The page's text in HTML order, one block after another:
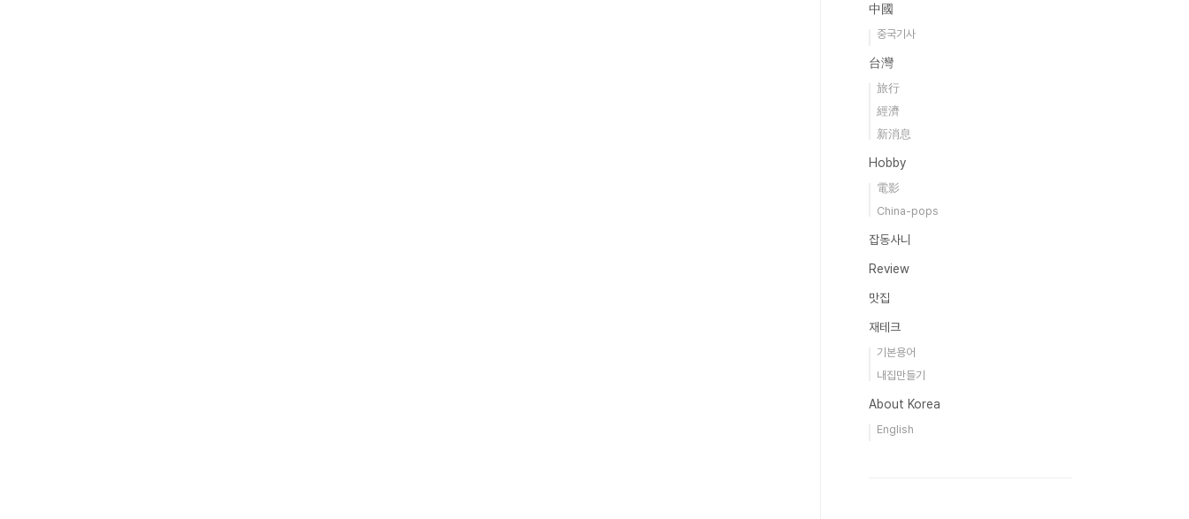
中國
중국기사
台灣
旅行
經濟
新消息
Hobby
電影
China-pops
잡동사니
Review
맛집
재테크
기본용어
내집만들기
About Korea
English